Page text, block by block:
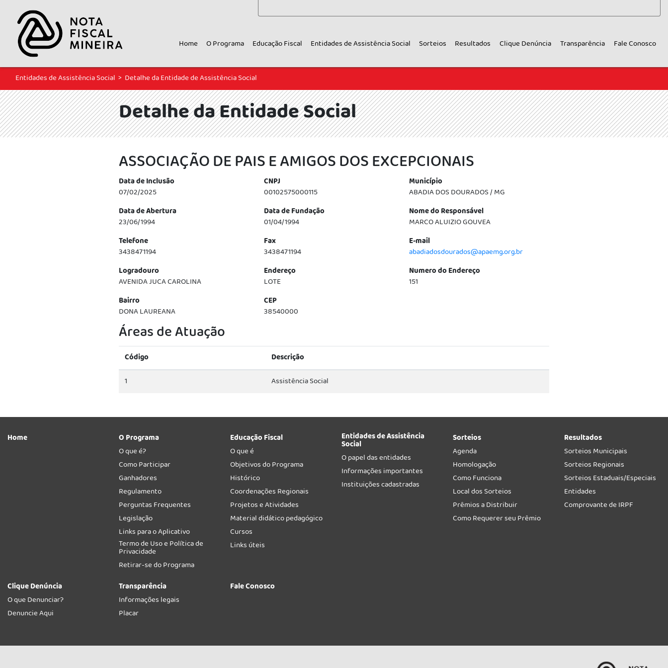
Home O Programa Educação Fiscal Entidades de Assistência Social Sorteios Resultados Clique Denúncia Transparência Fale Conosco
Entidades de Assistência Social > Detalhe da Entidade de Assistência Social
Detalhe da Entidade Social
ASSOCIAÇÃO DE PAIS E AMIGOS DOS EXCEPCIONAIS
Data de Inclusão
07/02/2025
CNPJ
00102575000115
Município
ABADIA DOS DOURADOS / MG
Data de Abertura
23/06/1994
Data de Fundação
01/04/1994
Nome do Responsável
MARCO ALUIZIO GOUVEA
Telefone
3438471194
Fax
3438471194
E-mail
abadiadosdourados@apaemg.org.br
Logradouro
AVENIDA JUCA CAROLINA
Endereço
LOTE
Numero do Endereço
151
Bairro
DONA LAUREANA
CEP
38540000
Áreas de Atuação
Código
Descrição
1
Assistência Social
Home
O Programa
O que é?
Como Participar
Ganhadores
Regulamento
Perguntas Frequentes
Legislação
Links para o Aplicativo
Termo de Uso e Política de
Privacidade
Retirar-se do Programa
Educação Fiscal
O que é
Objetivos do Programa
Histórico
Coordenações Regionais
Projetos e Atividades
Material didático pedagógico
Cursos
Links úteis
Entidades de Assistência
Social
O papel das entidades
Informações importantes
Instituições cadastradas
Sorteios
Agenda
Homologação
Como Funciona
Local dos Sorteios
Prêmios a Distribuir
Como Requerer seu Prêmio
Resultados
Sorteios Municipais
Sorteios Regionais
Sorteios Estaduais/Especiais
Entidades
Comprovante de IRPF
Clique Denúncia
O que Denunciar?
Denuncie Aqui
Transparência
Informações legais
Placar
Fale Conosco